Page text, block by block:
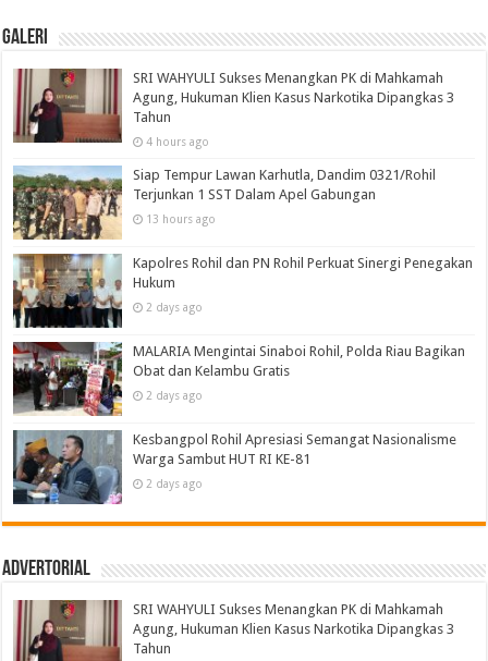
Galeri
SRI WAHYULI Sukses Menangkan PK di Mahkamah
Agung, Hukuman Klien Kasus Narkotika Dipangkas 3
Tahun
4 hours ago
Siap Tempur Lawan Karhutla, Dandim 0321/Rohil
Terjunkan 1 SST Dalam Apel Gabungan
13 hours ago
Kapolres Rohil dan PN Rohil Perkuat Sinergi Penegakan
Hukum
2 days ago
MALARIA Mengintai Sinaboi Rohil, Polda Riau Bagikan
Obat dan Kelambu Gratis
2 days ago
Kesbangpol Rohil Apresiasi Semangat Nasionalisme
Warga Sambut HUT RI KE-81
2 days ago
Advertorial
SRI WAHYULI Sukses Menangkan PK di Mahkamah
Agung, Hukuman Klien Kasus Narkotika Dipangkas 3
Tahun